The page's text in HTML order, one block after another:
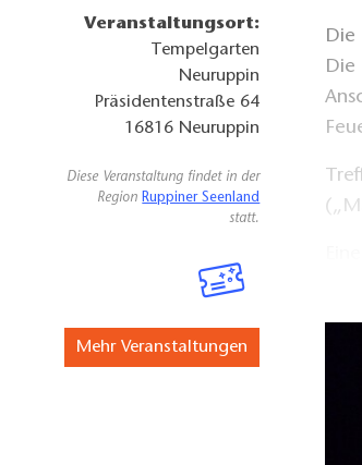
Veranstaltungsort:
Tempelgarten
Neuruppin
Präsidentenstraße 64
16816 Neuruppin
Diese Veranstaltung findet in der
Region Ruppiner Seenland
statt.
Mehr Veranstaltungen
Die
Die